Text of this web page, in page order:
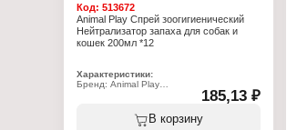
Код: 513672
Animal Play Спрей зоогигиенический
Нейтрализатор запаха для собак и
кошек 200мл *12
Характеристики:
Бренд: Animal Play
Тип товара: Спрей зоогигиенический
Назначение: "Нейтрализатор запаха"
Состав: вода питьевая, спирт
185,13 ₽
В корзину